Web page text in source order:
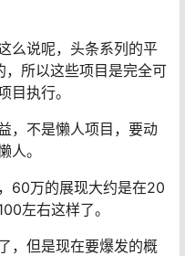
么说呢，头条系列的平
所以这些项目是完全可
目执行。
，不是懒人项目，要动
人。
60万的展现大约是在20
左右这样了。
，但是现在要爆发的概